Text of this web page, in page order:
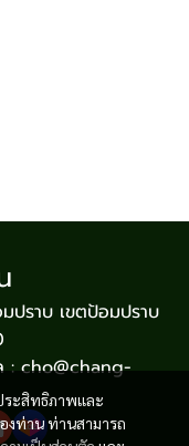
ระสิทธิภาพและ
งท่าน ท่านสามารถ
ราบ เขตป้อมปราบ
: cho@chang-